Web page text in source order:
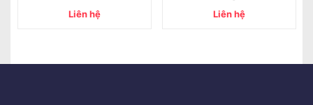
Liên hệ
Liên hệ